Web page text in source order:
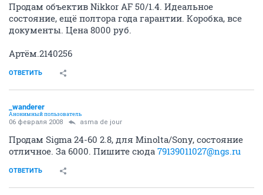
Продам объектив Nikkor AF 50/1.4. Идеальное
состояние, ещё полтора года гарантии. Коробка, все
документы. Цена 8000 руб.
Артём.2140256
ОТВЕТИТЬ
_wanderer
Анонимный пользователь
06 февраля 2008 asma de jour
Продам Sigma 24-60 2.8, для Minolta/Sony, состояние
отличное. За 6000. Пишите сюда 79139011027@ngs.ru
ОТВЕТИТЬ